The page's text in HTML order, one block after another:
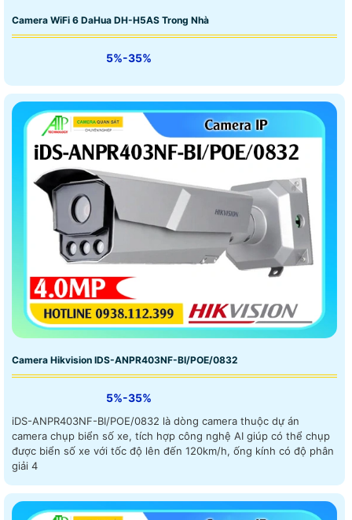
Camera WiFi 6 DaHua DH-H5AS Trong Nhà
5%-35%
Camera Hikvision IDS-ANPR403NF-BI/POE/0832
5%-35%
iDS-ANPR403NF-BI/POE/0832 là dòng camera thuộc dự án
camera chụp biển số xe, tích hợp công nghệ AI giúp có thể chụp
được biển số xe với tốc độ lên đến 120km/h, ống kính có độ phân
giải 4